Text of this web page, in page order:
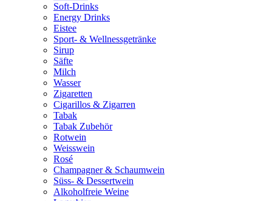
Soft-Drinks
Energy Drinks
Eistee
Sport- & Wellnessgetränke
Sirup
Säfte
Milch
Wasser
Zigaretten
Cigarillos & Zigarren
Tabak
Tabak Zubehör
Rotwein
Weisswein
Rosé
Champagner & Schaumwein
Süss- & Dessertwein
Alkoholfreie Weine